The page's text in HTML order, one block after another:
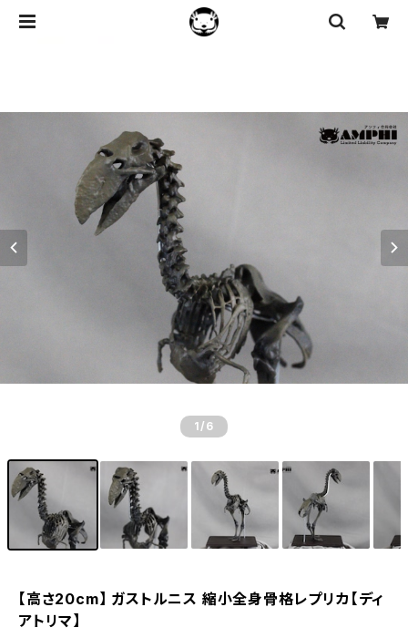
1 /6
【高さ20cm】 ガストルニス 縮小全身骨格レプリカ【ディ
アトリマ】